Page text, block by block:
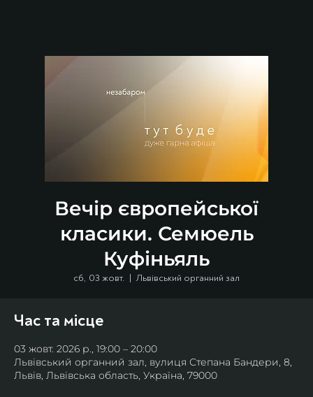
Вечір європейської
класики. Семюель
Куфіньяль
сб, 03 жовт.
  |
Львівський органний зал
Час та місце
03 жовт. 2026 р., 19:00 – 20:00
Львівський органний зал, вулиця Степана Бандери, 8,
Львів, Львівська область, Україна, 79000